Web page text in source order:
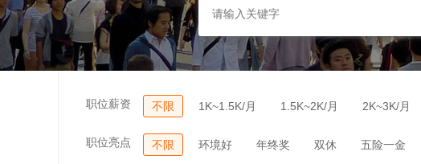
职位薪资 不限 1K~1.5K/月 1.5K~2K/月 2K~3K/月
职位亮点 不限 环境好 年终奖 双休 五险一金